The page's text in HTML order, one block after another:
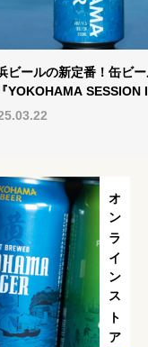
『横濱元町カカオビー
月28日(火)発売開始！
2023.11.29
オンラインストア